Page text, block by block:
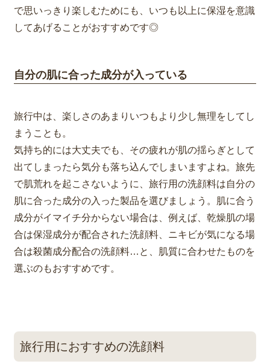
で思いっきり楽しむためにも、いつも以上に保湿を意識
してあげることがおすすめです◎
自分の肌に合った成分が入っている
旅行中は、楽しさのあまりいつもより少し無理をしてし
まうことも。
気持ち的には大丈夫でも、その疲れが肌の揺らぎとして
出てしまったら気分も落ち込んでしまいますよね。旅先
で肌荒れを起こさないように、 旅行用の洗顔料は自分の
肌に合った成分の入った製品を選びましょう。肌に合う
成分がイマイチ分からない場合は、例えば、乾燥肌の場
合は保湿成分が配合された洗顔料、ニキビが気になる場
合は殺菌成分配合の洗顔料…と、肌質に合わせたものを
選ぶのもおすすめです。
旅行用におすすめの洗顔料